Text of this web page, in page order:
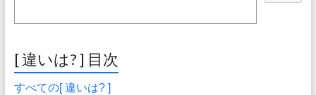
[ 違いは? ] 目次
すべての[ 違いは? ]